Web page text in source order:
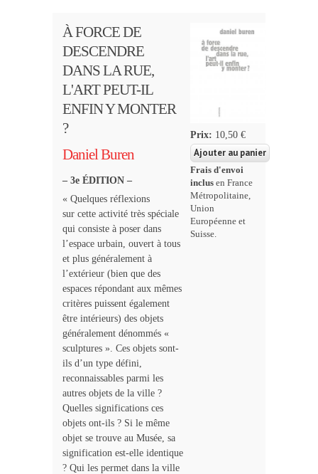
À FORCE DE
DESCENDRE
DANS LA RUE,
L'ART PEUT-IL
ENFIN Y MONTER
?
Daniel Buren
– 3e ÉDITION –
« Quelques réflexions
sur cette activité très spéciale
qui consiste à poser dans
l’espace urbain, ouvert à tous
et plus généralement à
l’extérieur (bien que des
espaces répondant aux mêmes
critères puissent également
être intérieurs) des objets
généralement dénommés «
sculptures ». Ces objets sont-
ils d’un type défini,
reconnaissables parmi les
autres objets de la ville ?
Quelles significations ces
objets ont-ils ? Si le même
objet se trouve au Musée, sa
signification est-elle identique
? Qui les permet dans la ville
Prix: 10,50 €
Frais d'envoi
inclus en France
Métropolitaine,
Union
Européenne et
Suisse.